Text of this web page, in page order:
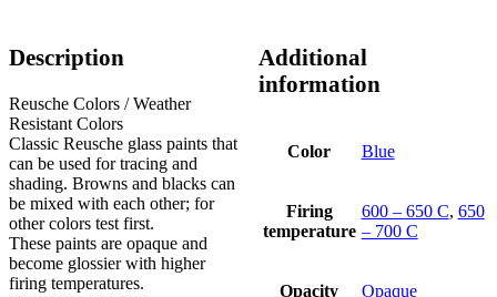
Description
Reusche Colors / Weather
Resistant Colors
Classic Reusche glass paints that
can be used for tracing and
shading. Browns and blacks can
be mixed with each other; for
other colors test first.
These paints are opaque and
become glossier with higher
firing temperatures.
Additional
information
Color Blue
Firing
temperature
600 – 650 C, 650
– 700 C
Opacity Opaque